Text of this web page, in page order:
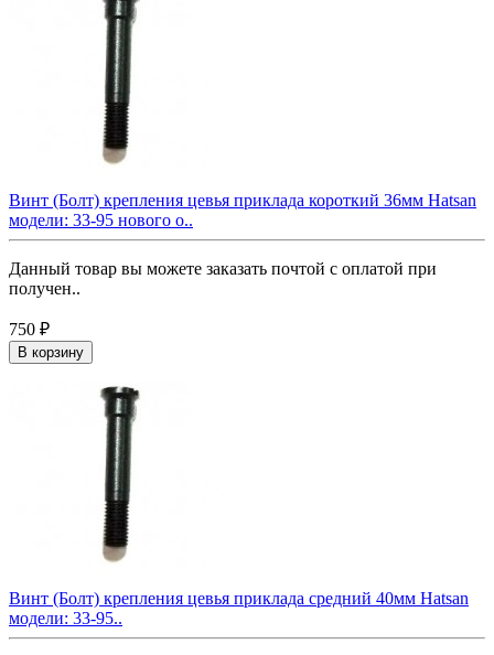
Винт (Болт) крепления цевья приклада короткий 36мм Hatsan
модели: 33-95 нового о..
Данный товар вы можете заказать почтой с оплатой при
получен..
750 ₽
В корзину
Винт (Болт) крепления цевья приклада средний 40мм Hatsan
модели: 33-95..